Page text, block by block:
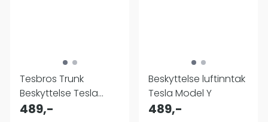
Tesbros Trunk
Beskyttelse Tesla
Model Y
489,-
Beskyttelse luftinntak
Tesla Model Y
489,-